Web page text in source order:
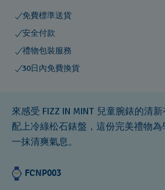
免費標準送貨
安全付款
禮物包裝服務
30日內免費換貨
來感受 FIZZ IN MINT 兒童腕錶的清
配上冷綠松石錶盤，這份完美禮物
一抹清爽氣息。
FCNP003